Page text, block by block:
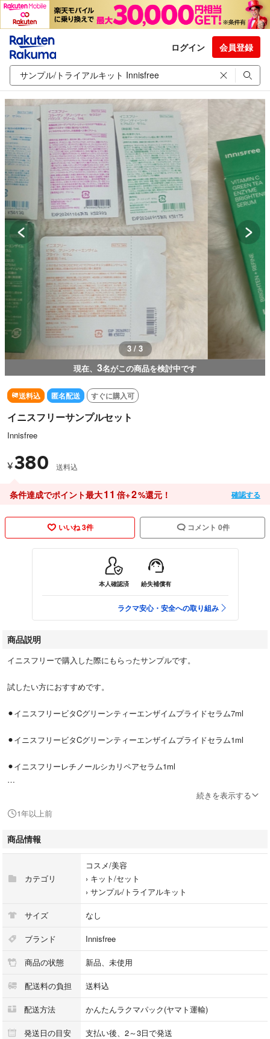
ログイン 会員登録
3 / 3
現在、 3名がこの商品を検討中です
送料込 匿名配送 すぐに購入可
イニスフリーサンプルセット
Innisfree
¥380 送料込
条件達成でポイント最大11 倍+2%還元！ 確認する
いいね 3件 コメント 0件
本人確認済 紛失補償有
ラクマ安心・安全への取り組み
商品説明
イニスフリーで購入した際にもらったサンプルです。
試したい方におすすめです。
⚫︎イニスフリービタCグリーンティーエンザイムプライドセラム7ml
⚫︎イニスフリービタCグリーンティーエンザイムプライドセラム1ml
⚫︎イニスフリーレチノールシカリペアセラム1ml
⚫︎イニスフリーコラーゲングリーンティーセラミドバウンスクリーム1ml
⚫︎イニスフリーグリーンティーシードヒアルロンセラム1ml
#韓国
#美容液
#サンプル
続きを表示する
1年以上前
商品情報
カテゴリ
コスメ/美容
› キット/セット
› サンプル/トライアルキット
サイズ なし
ブランド Innisfree
商品の状態 新品、未使用
配送料の負担 送料込
配送方法 かんたんラクマパック(ヤマト運輸)
発送日の目安 支払い後、2～3日で発送